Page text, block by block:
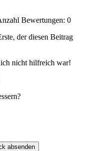
Bewertungen: 0
der diesen Beitrag
nicht hilfreich war!
absenden